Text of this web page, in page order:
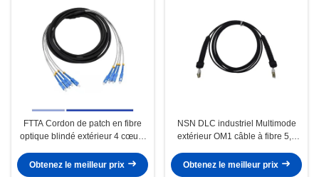
FTTA Cordon de patch en fibre
optique blindé extérieur 4 cœurs
Jacket 5m
Obtenez le meilleur prix
NSN DLC industriel Multimode
extérieur OM1 câble à fibre 5,0
Obtenez le meilleur prix